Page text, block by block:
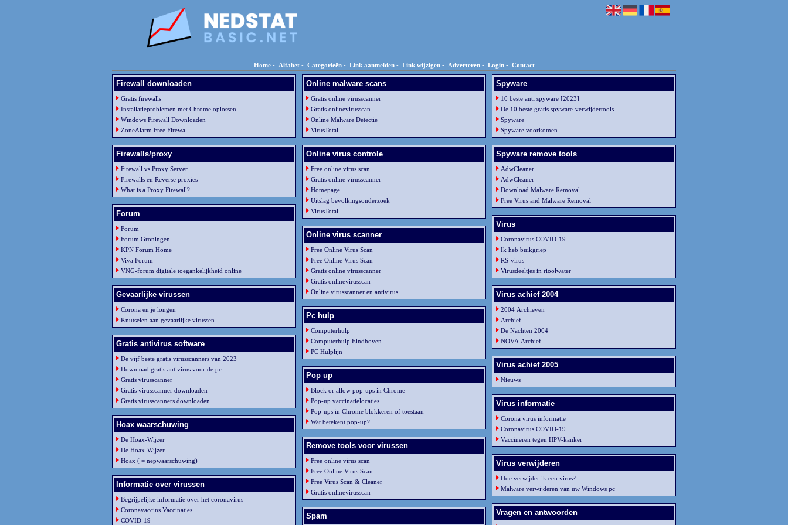
Home - Alfabet - Categorieën - Link aanmelden - Link wijzigen - Adverteren - Login - Contact
Firewall downloaden
Gratis firewalls
Installatieproblemen met Chrome oplossen
Windows Firewall Downloaden
ZoneAlarm Free Firewall
Firewalls/proxy
Firewall vs Proxy Server
Firewalls en Reverse proxies
What is a Proxy Firewall?
Forum
Forum
Forum Groningen
KPN Forum Home
Viva Forum
VNG-forum digitale toegankelijkheid online
Gevaarlijke virussen
Corona en je longen
Knutselen aan gevaarlijke virussen
Gratis antivirus software
De vijf beste gratis virusscanners van 2023
Download gratis antivirus voor de pc
Gratis virusscanner
Gratis virusscanner downloaden
Gratis virusscanners downloaden
Hoax waarschuwing
De Hoax-Wijzer
De Hoax-Wijzer
Hoax ( = nepwaarschuwing)
Informatie over virussen
Begrijpelijke informatie over het coronavirus
Coronavaccins Vaccinaties
COVID-19
Online malware scans
Gratis online virusscanner
Gratis onlinevirusscan
Online Malware Detectie
VirusTotal
Online virus controle
Free online virus scan
Gratis online virusscanner
Homepage
Uitslag bevolkingsonderzoek
VirusTotal
Online virus scanner
Free Online Virus Scan
Free Online Virus Scan
Gratis online virusscanner
Gratis onlinevirusscan
Online virusscanner en antivirus
Pc hulp
Computerhulp
Computerhulp Eindhoven
PC Hulplijn
Pop up
Block or allow pop-ups in Chrome
Pop-up vaccinatielocaties
Pop-ups in Chrome blokkeren of toestaan
Wat betekent pop-up?
Remove tools voor virussen
Free online virus scan
Free Online Virus Scan
Free Virus Scan & Cleaner
Gratis onlinevirusscan
Spam
Spyware
10 beste anti spyware [2023]
De 10 beste gratis spyware-verwijdertools
Spyware
Spyware voorkomen
Spyware remove tools
AdwCleaner
AdwCleaner
Download Malware Removal
Free Virus and Malware Removal
Virus
Coronavirus COVID-19
Ik heb buikgriep
RS-virus
Virusdeeltjes in rioolwater
Virus achief 2004
2004 Archieven
Archief
De Nachten 2004
NOVA Archief
Virus achief 2005
Nieuws
Virus informatie
Corona virus informatie
Coronavirus COVID-19
Vaccineren tegen HPV-kanker
Virus verwijderen
Hoe verwijder ik een virus?
Malware verwijderen van uw Windows pc
Vragen en antwoorden